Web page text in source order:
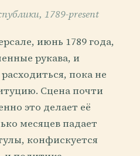
1789-present
июнь 1789 года,
рукава, и
пока не
Сцена почти
это делает её
месяцев падает
конфискуется